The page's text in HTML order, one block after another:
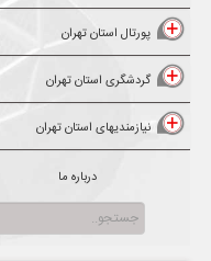
پورتال استان تهران
گردشگری استان تهران
نیازمندیهای استان تهران
درباره ما